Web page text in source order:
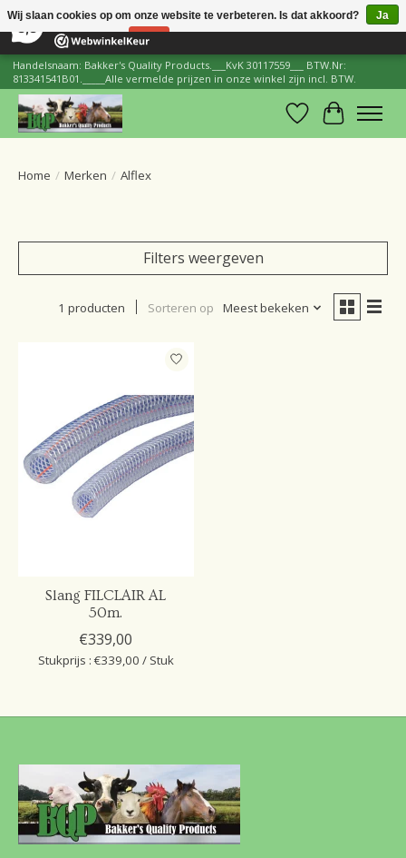
206 Reviews ×
Handelsnaam: Bakker's Quality Products.___KvK 30117559___ BTW.Nr:
813341541B01._____Alle vermelde prijzen in onze winkel zijn incl. BTW.
Verlanglijst
Home / Merken / Alflex
Filters weergeven
1 producten Sorteren op Meest bekeken
Slang FILCLAIR AL
50m.
€339,00
Stukprijs : €339,00 / Stuk
Wij slaan cookies op om onze website te verbeteren. Is dat akkoord?
Ja
Nee